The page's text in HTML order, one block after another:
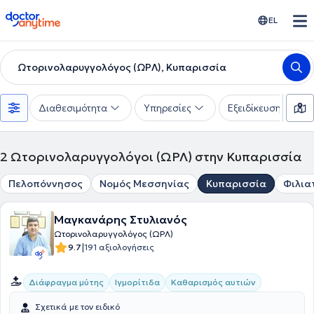
doctoranytime EL
Ωτορινολαρυγγολόγος (ΩΡΛ), Κυπαρισσία
Διαθεσιμότητα Υπηρεσίες Εξειδίκευση
2 Ωτορινολαρυγγολόγοι (ΩΡΛ) στην Κυπαρισσία
Πελοπόννησος Νομός Μεσσηνίας Κυπαρισσία
Μαγκανάρης Στυλιανός
Ωτορινολαρυγγολόγος (ΩΡΛ)
9.7|191 αξιολογήσεις
Διάφραγμα μύτης Ιγμορίτιδα Καθαρισμός αυτιών
Σχετικά με τον ειδικό